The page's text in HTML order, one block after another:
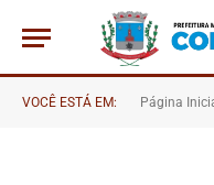
VOCÊ ESTÁ EM: Página